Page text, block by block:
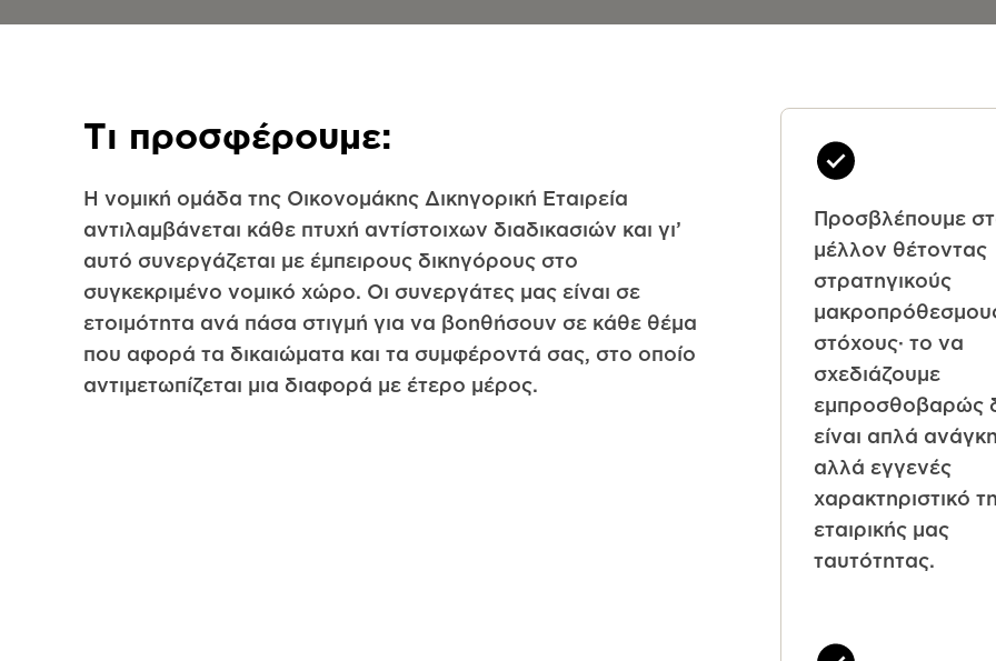
Τι προσφέρουμε:
Η νομική ομάδα της Οικονομάκης Δικηγορική Εταιρεία
αντιλαμβάνεται κάθε πτυχή αντίστοιχων διαδικασιών και γι’
αυτό συνεργάζεται με έμπειρους δικηγόρους στο
συγκεκριμένο νομικό χώρο. Οι συνεργάτες μας είναι σε
ετοιμότητα ανά πάσα στιγμή για να βοηθήσουν σε κάθε θέμα
που αφορά τα δικαιώματα και τα συμφέροντά σας, στο οποίο
αντιμετωπίζεται μια διαφορά με έτερο μέρος.
Προσβλέπουμε
μέλλον θέτοντας
στρατηγικούς
στόχους· το να
σχεδιάζουμε
εμπροσθοβαρώς
είναι απλά
αλλά εγγενές
χαρακτηριστικό
εταιρικής μας
ταυτότητας.